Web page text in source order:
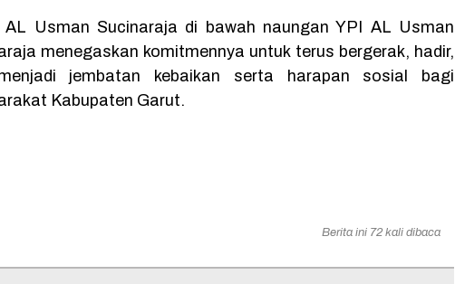
AL Usman Sucinaraja di bawah naungan YPI AL Usman
menegaskan komitmennya untuk terus bergerak, hadir,
jembatan kebaikan serta harapan sosial bagi
Kabupaten Garut.
Berita ini 72 kali dibaca